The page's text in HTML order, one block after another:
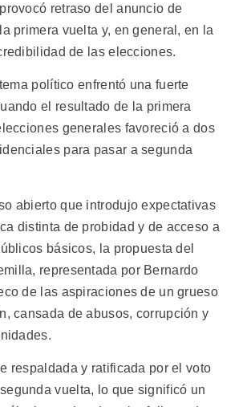
retraso del anuncio de
primera vuelta y, en general, en la
de las elecciones.
político enfrentó una fuerte
el resultado de la primera
generales favoreció a dos
para pasar a segunda
abierto que introdujo expectativas
distinta de probidad y de acceso a
básicos, la propuesta del
representada por Bernardo
de las aspiraciones de un grueso
cansada de abusos, corrupción y
respaldada y ratificada por el voto
vuelta, lo que significó un